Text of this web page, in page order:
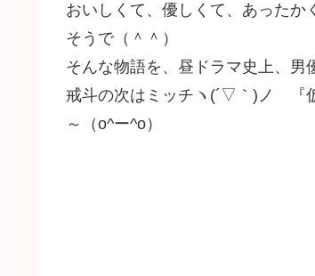
おいしくて、優しくて、あった
そうで（＾＾）
そんな物語を、昼ドラマ史上、男
戒斗の次はミッチヽ(´▽｀)ノ 『
～（o^ー^o）